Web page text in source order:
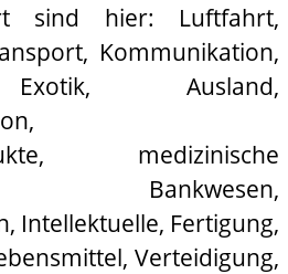
sind hier: Luftfahrt,
Kommunikation,
Ausland,
medizinische
Bankwesen,
Intellektuelle, Fertigung,
Verteidigung,